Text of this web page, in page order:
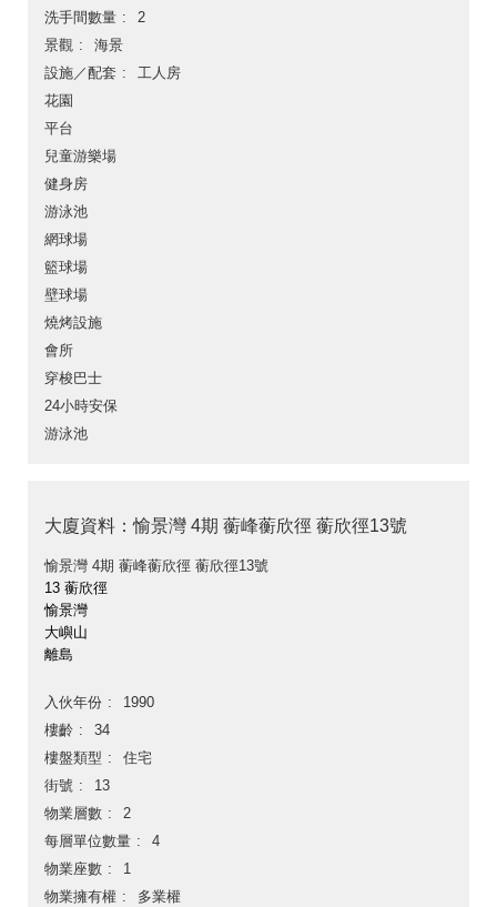
洗手間數量
2
景觀
海景
設施／配套
工人房
花園
平台
兒童游樂場
健身房
游泳池
網球場
籃球場
壁球場
燒烤設施
會所
穿梭巴士
24小時安保
游泳池
大廈資料：愉景灣 4期 蘅峰蘅欣徑 蘅欣徑13號
愉景灣 4期 蘅峰蘅欣徑 蘅欣徑13號
13 蘅欣徑
愉景灣
大嶼山
離島
入伙年份
1990
樓齡
34
樓盤類型
住宅
街號
13
物業層數
2
每層單位數量
4
物業座數
1
物業擁有權
多業權